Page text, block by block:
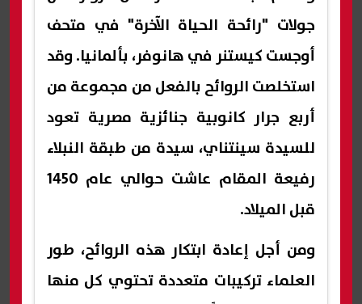
جولات "رائحة الحياة الآخرة" في متحف
أوجست كيستنر في هانوفر، بألمانيا. وقد
استخلصت الروائح بالفعل من مجموعة من
أربع جرار كانوبية جنائزية مصرية تعود
للسيدة سينتناي، سيدة من طبقة النبلاء
رفيعة المقام عاشت حوالي عام 1450
قبل الميلاد.
ومن أجل إعادة ابتكار هذه الروائح، طور
العلماء تركيبات متعددة تحتوي كل منها